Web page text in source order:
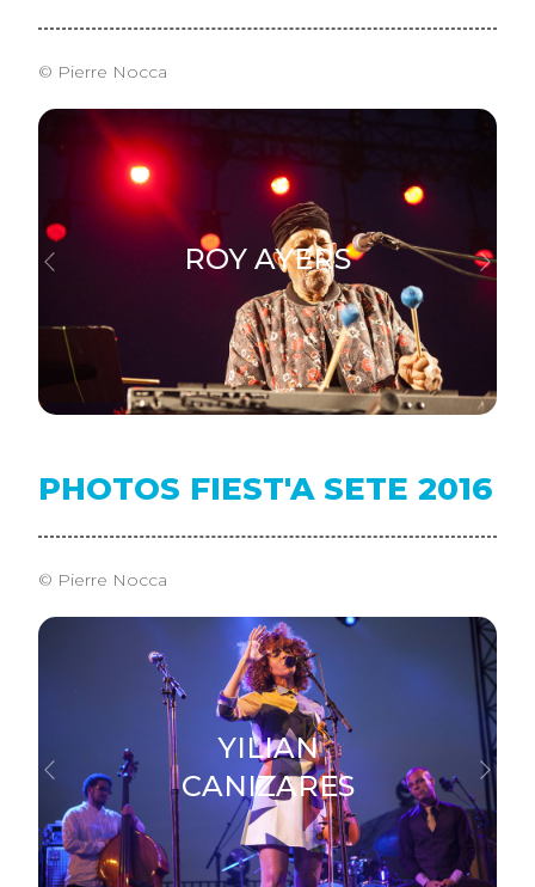
© Pierre Nocca
ROY AYERS
Previous Next
PHOTOS FIEST'A SETE 2016
© Pierre Nocca
YILIAN
CANIZARES
Previous Next